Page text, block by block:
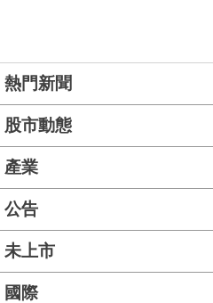
熱門新聞
股市動態
產業
公告
未上市
國際